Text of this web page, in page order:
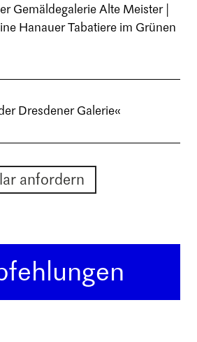
Gemäldegalerie Alte Meister |
Hanauer Tabatiere im Grünen
Dresdener Galerie«
anfordern